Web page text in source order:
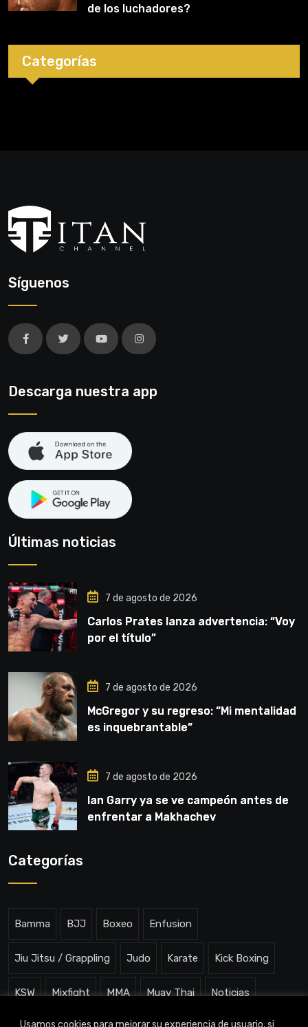
Usamos cookies para mejorar su experiencia de usuario, si
de los luchadores?
Categorías
Síguenos
Descarga nuestra app
Últimas noticias
7 de agosto de 2026
Carlos Prates lanza advertencia: “Voy
por el título”
7 de agosto de 2026
McGregor y su regreso: “Mi mentalidad
es inquebrantable”
7 de agosto de 2026
Ian Garry ya se ve campeón antes de
enfrentar a Makhachev
Categorías
Bamma BJJ Boxeo Enfusion
Jiu Jitsu / Grappling Judo Karate Kick Boxing
KSW Mixfight MMA Muay Thai Noticias